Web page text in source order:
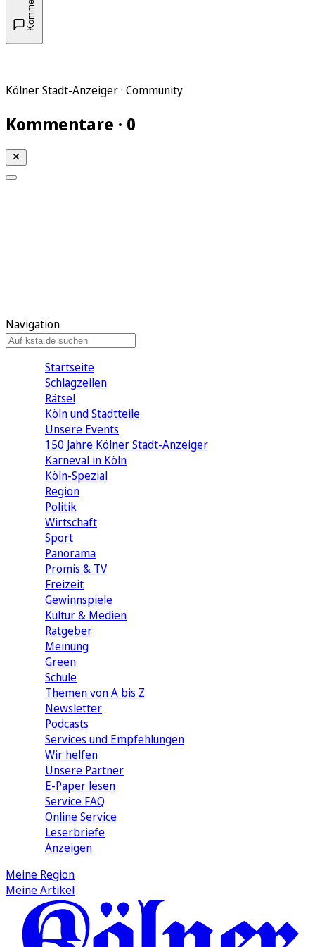
Kölner Stadt-Anzeiger · Community
Kommentare · 0
Navigation
Startseite
Schlagzeilen
Rätsel
Köln und Stadtteile
Unsere Events
150 Jahre Kölner Stadt-Anzeiger
Karneval in Köln
Köln-Spezial
Region
Politik
Wirtschaft
Sport
Panorama
Promis & TV
Freizeit
Gewinnspiele
Kultur & Medien
Ratgeber
Meinung
Green
Schule
Themen von A bis Z
Newsletter
Podcasts
Services und Empfehlungen
Wir helfen
Unsere Partner
E-Paper lesen
Service FAQ
Online Service
Leserbriefe
Anzeigen
Meine Region
Meine Artikel